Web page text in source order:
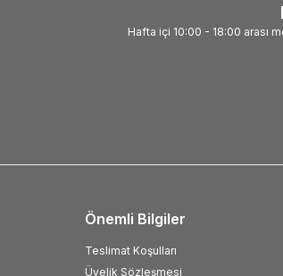
Hafta içi 10:00 - 18:00 arası
Önemli Bilgiler
Teslimat Koşulları
Üyelik Sözleşmesi